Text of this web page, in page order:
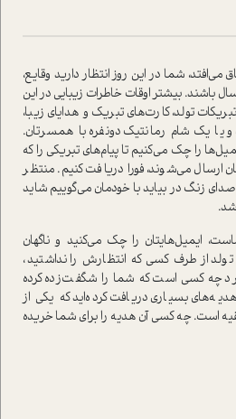
می‌افتد، شما در این روز انتظار دارید وقایع،
باشند. بیشتر اوقات خاطرات زیبایی در این
تولد، کارت‌های تبریک و هدایای زیبا،
یا یک شام رمانتیک دونفره با همسرتان.
را چک می‌کنیم تا پیام‌های تبریکی را که
ارسال می‌شوند، فورا دریافت کنیم. منتظر
زنگ در بیاید با خودمان می‌گوییم شاید
ایمیل‌هایتان را چک می‌کنید و ناگهان
تولد از طرف کسی که انتظارش را نداشتید،
چه کسی است که شما را شگفت‌زده کرده
بسیاری دریافت کرده‌اید که یکی از
است. چه کسی آن هدیه را برای شما خریده